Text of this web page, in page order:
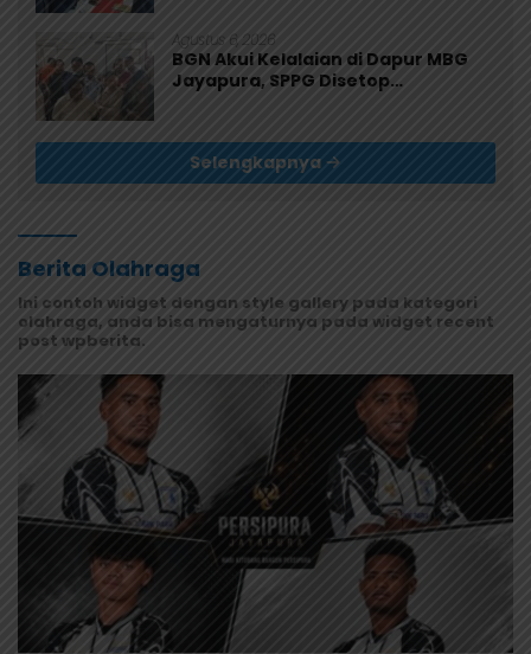
Agustus 6, 2026
BGN Akui Kelalaian di Dapur MBG
Jayapura, SPPG Disetop
Selengkapnya
Berita Olahraga
Ini contoh widget dengan style gallery pada kategori
olahraga, anda bisa mengaturnya pada widget recent
post wpberita.